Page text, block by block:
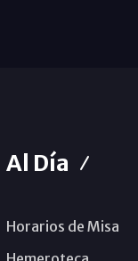
Al Día
Horarios de Misa